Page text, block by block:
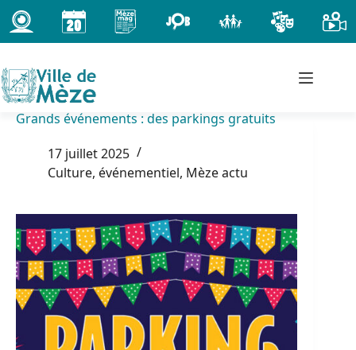
Passer
au
contenu
Grands événements : des parkings gratuits
17 juillet 2025
Culture, événementiel, Mèze actu